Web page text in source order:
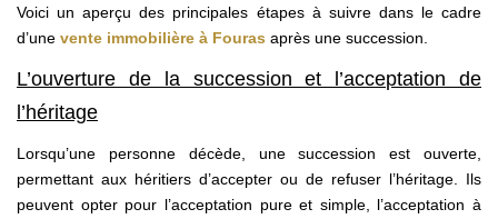
Qui Sommes Nous
Parrainage
Avis Clients
Voici un aperçu des principales étapes à suivre dans le cadre
d’une vente immobilière à Fouras après une succession.
L’ouverture de la succession et l’acceptation de
l’héritage
Lorsqu’une personne décède, une succession est ouverte,
permettant aux héritiers d’accepter ou de refuser l’héritage. Ils
peuvent opter pour l’acceptation pure et simple, l’acceptation à